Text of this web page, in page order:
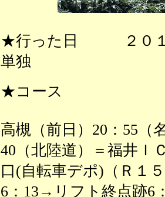
★行った日 ２０１
単独
★コース
高槻（前日）20：55（
40（北陸道）＝福井Ｉ
口(自転車デポ)（Ｒ１
6：13→リフト終点跡6